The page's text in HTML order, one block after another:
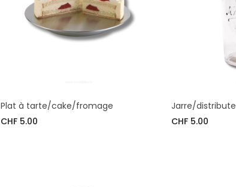
Plat à tarte/cake/fromage
CHF 5.00
Jarre/
CHF 5.00